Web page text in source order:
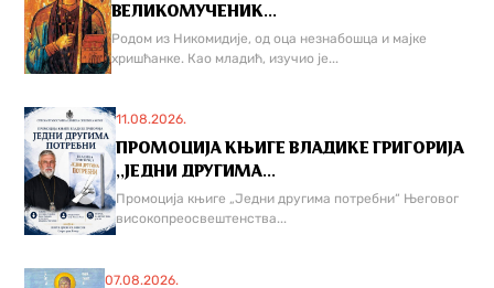
ВЕЛИКОМУЧЕНИК...
Родом из Никомидије, од оца незнабошца и мајке
хришћанке. Као младић, изучио је...
11.08.2026.
ПРОМОЦИЈА КЊИГЕ ВЛАДИКЕ ГРИГОРИЈА
,,ЈЕДНИ ДРУГИМА...
Промоција књиге „Једни другима потребни“ Његовог
високопреосвештенства...
07.08.2026.